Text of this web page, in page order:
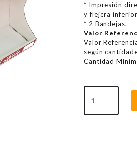
* Impresión
y flejera
* 2 Bandejas.
Valor
Valor
según
Cantidad